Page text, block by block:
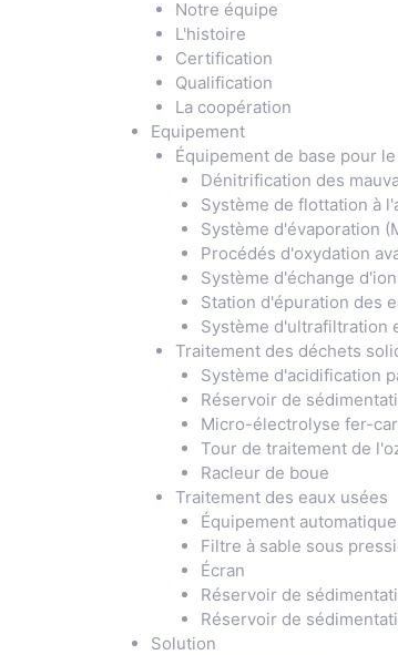
Notre équipe
L'histoire
Certification
Qualification
La coopération
Equipement
Équipement de base pour
Dénitrification des
Système de flottation à
Système d'évaporation
Procédés d'oxydation
Système d'échange
Station d'épuration des
Système d'ultrafiltration
Traitement des déchets
Système d'acidification
Réservoir de
Micro-électrolyse fer-
Tour de traitement de
Racleur de boue
Traitement des eaux usées
Équipement
Filtre à sable sous
Écran
Réservoir de
Réservoir de
Solution